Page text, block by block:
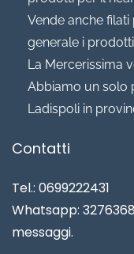
Vende anche
generale i
La Mercerissima
Abbiamo un solo
Ladispoli in
Contatti
Tel.: 0699222431
Whatsapp:
messaggi.